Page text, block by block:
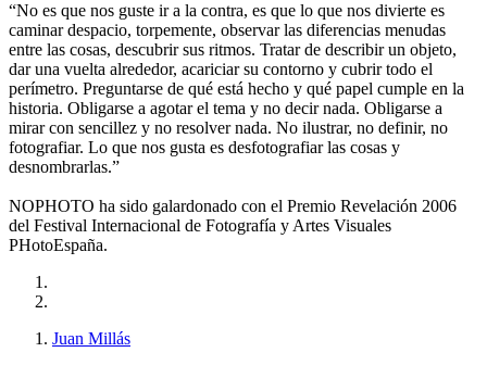
“No es que nos guste ir a la contra, es que lo que nos divierte es
caminar despacio, torpemente, observar las diferencias menudas
entre las cosas, descubrir sus ritmos. Tratar de describir un objeto,
dar una vuelta alrededor, acariciar su contorno y cubrir todo el
perímetro. Preguntarse de qué está hecho y qué papel cumple en la
historia. Obligarse a agotar el tema y no decir nada. Obligarse a
mirar con sencillez y no resolver nada. No ilustrar, no definir, no
fotografiar. Lo que nos gusta es desfotografiar las cosas y
desnombrarlas.”
NOPHOTO ha sido galardonado con el Premio Revelación 2006
del Festival Internacional de Fotografía y Artes Visuales
PHotoEspaña.
Juan Millás